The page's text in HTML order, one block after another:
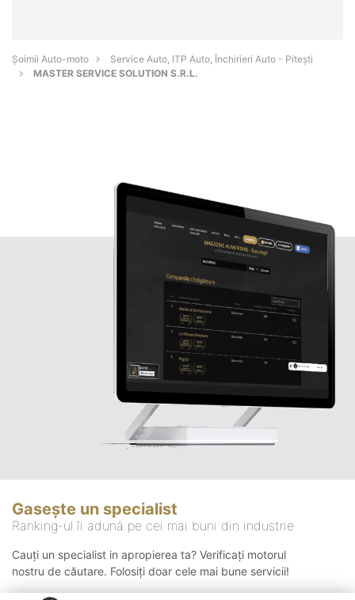
Șoimii Auto-moto
Service Auto, ITP Auto, Închirieri Auto - Piteşti
MASTER SERVICE SOLUTION S.R.L.
Gasește un specialist
Ranking-ul îi adună pe cei mai buni din industrie
Cauți un specialist in apropierea ta? Verificați motorul
nostru de căutare. Folosiți doar cele mai bune servicii!